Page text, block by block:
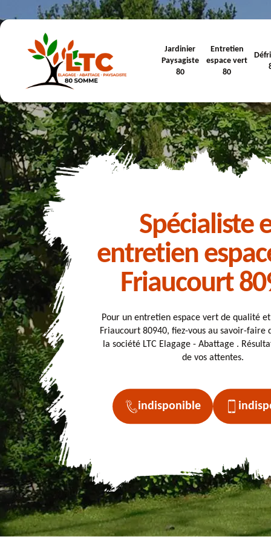
Jardinier
Paysagiste
80
Entretien
espace vert
80
Spécialiste
entretien
Friaucourt
Pour un entretien espace vert de qualité
Friaucourt 80940, fiez-vous au savoir-faire
la société LTC Elagage - Abattage .
de vos attentes.
indisponible